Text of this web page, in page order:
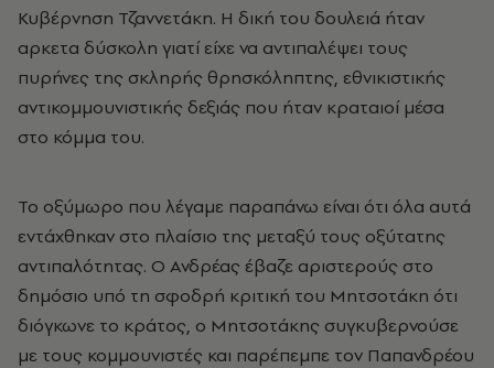
Κυβέρνηση Τζαννετάκη. Η δική του δουλειά ήταν
αρκετα δύσκολη γιατί είχε να αντιπαλέψει τους
πυρήνες της σκληρής θρησκόληπτης, εθνικιστικής
αντικομμουνιστικής δεξιάς που ήταν κραταιοί μέσα
στο κόμμα του.
Το οξύμωρο που λέγαμε παραπάνω είναι ότι όλα αυτά
εντάχθηκαν στο πλαίσιο της μεταξύ τους οξύτατης
αντιπαλότητας. Ο Ανδρέας έβαζε αριστερούς στο
δημόσιο υπό τη σφοδρή κριτική του Μητσοτάκη ότι
διόγκωνε το κράτος, ο Μητσοτάκης συγκυβερνούσε
με τους κομμουνιστές και παρέπεμπε τον Παπανδρέου